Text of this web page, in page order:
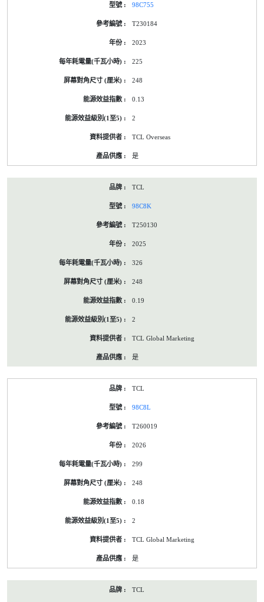
98C755
T230184
2023
225
248
0.13
2
TCL Overseas
是
TCL
98C8K
T250130
2025
326
248
0.19
2
TCL Global Marketing
是
TCL
98C8L
T260019
2026
299
248
0.18
2
TCL Global Marketing
是
TCL